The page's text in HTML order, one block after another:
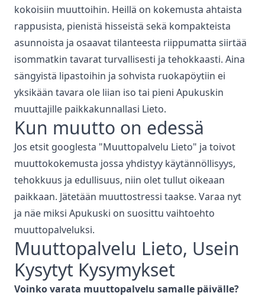
kokoisiin muuttoihin. Heillä on kokemusta ahtaista
rappusista, pienistä hisseistä sekä kompakteista
asunnoista ja osaavat tilanteesta riippumatta siirtää
isommatkin tavarat turvallisesti ja tehokkaasti. Aina
sängyistä lipastoihin ja sohvista ruokapöytiin ei
yksikään tavara ole liian iso tai pieni Apukuskin
muuttajille paikkakunnallasi Lieto.
Kun muutto on edessä
Jos etsit googlesta "Muuttopalvelu Lieto" ja toivot
muuttokokemusta jossa yhdistyy käytännöllisyys,
tehokkuus ja edullisuus, niin olet tullut oikeaan
paikkaan. Jätetään muuttostressi taakse. Varaa nyt
ja näe miksi Apukuski on suosittu vaihtoehto
muuttopalveluksi.
Muuttopalvelu Lieto, Usein
Kysytyt Kysymykset
Voinko varata muuttopalvelu samalle päivälle?